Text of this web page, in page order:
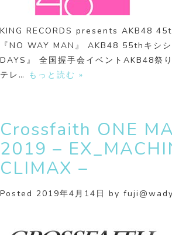
KING RECORDS presents AKB48
『NO WAY MAN』 AKB48 55thキシシ
DAYS』 全国握手会イベントAKB48祭
テレ… もっと読む »
Crossfaith ONE
2019 –
CLIMAX –
Posted 2019年4月14日 by